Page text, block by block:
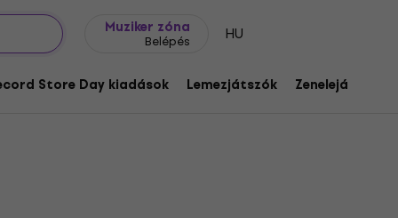
Muziker zóna
Belépés HU
Store Day kiadások Lemezjátszók Zenelejátszók